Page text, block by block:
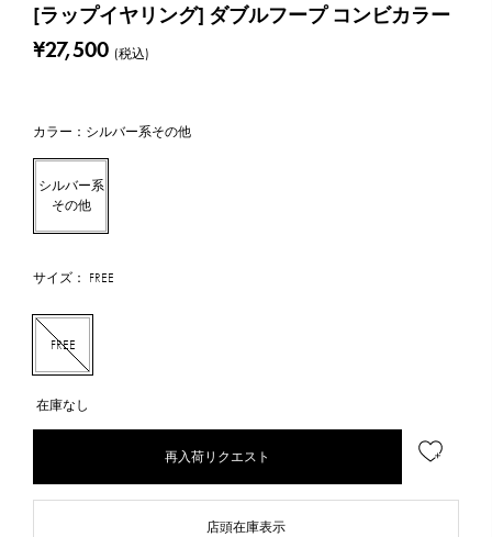
[ラップイヤリング] ダブルフープ コンビカラー
¥27,500 (税込)
カラー：シルバー系その他
シルバー系
その他
サイズ： FREE
FREE
在庫なし
再入荷リクエスト
店頭在庫表示